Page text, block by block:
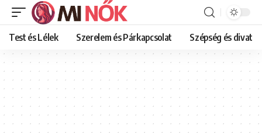
Test és Lélek Szerelem és Párkapcsolat Szépség és divat